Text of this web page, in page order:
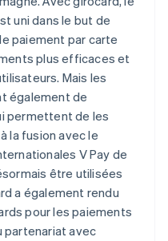
uni dans le but de
paiement par carte
plus efficaces et
Mais les
également de
permettent de les
la fusion avec le
V Pay de
être utilisées
a également rendu
pour les paiements
partenariat avec